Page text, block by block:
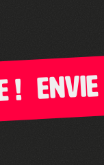
Envie